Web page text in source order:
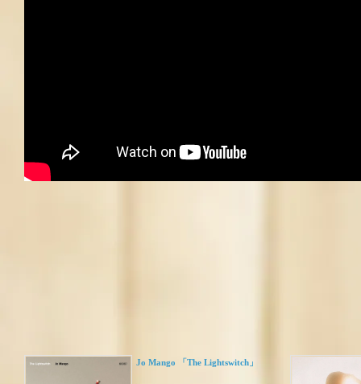
Jo Mango 「The Lightswitch」